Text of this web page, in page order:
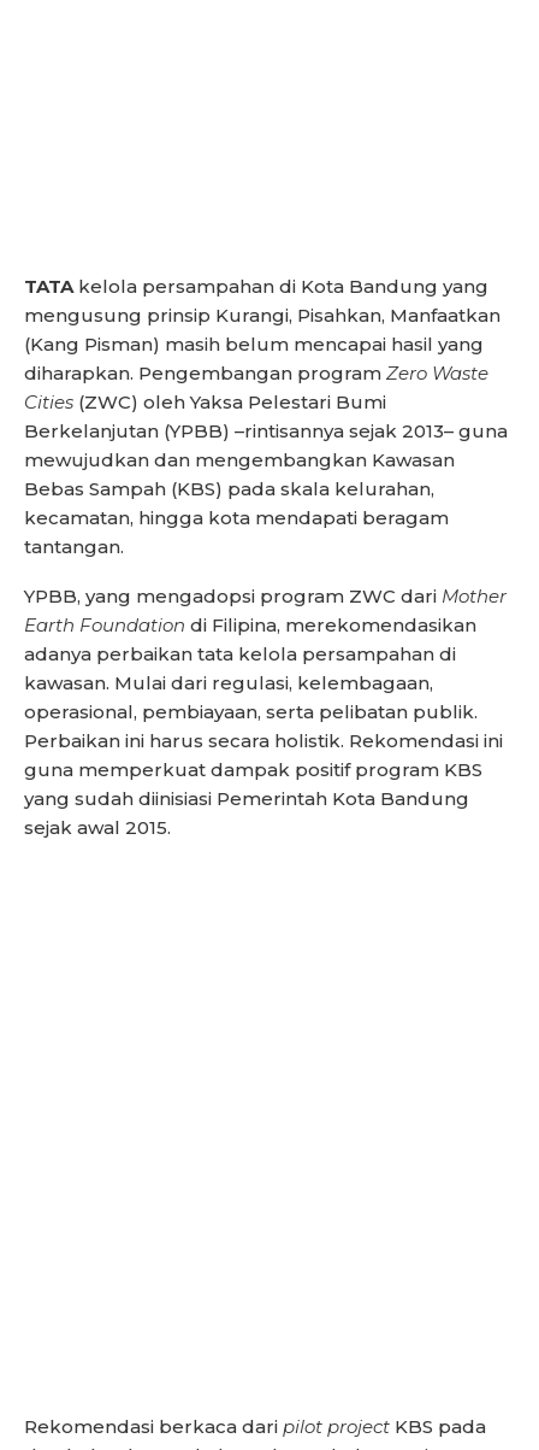
TATA kelola persampahan di Kota Bandung yang
mengusung prinsip Kurangi, Pisahkan, Manfaatkan
(Kang Pisman) masih belum mencapai hasil yang
diharapkan. Pengembangan program Zero Waste
Cities (ZWC) oleh Yaksa Pelestari Bumi
Berkelanjutan (YPBB) –rintisannya sejak 2013– guna
mewujudkan dan mengembangkan Kawasan
Bebas Sampah (KBS) pada skala kelurahan,
kecamatan, hingga kota mendapati beragam
tantangan.
YPBB, yang mengadopsi program ZWC dari Mother
Earth Foundation di Filipina, merekomendasikan
adanya perbaikan tata kelola persampahan di
kawasan. Mulai dari regulasi, kelembagaan,
operasional, pembiayaan, serta pelibatan publik.
Perbaikan ini harus secara holistik. Rekomendasi ini
guna memperkuat dampak positif program KBS
yang sudah diinisiasi Pemerintah Kota Bandung
sejak awal 2015.
Rekomendasi berkaca dari pilot project KBS pada